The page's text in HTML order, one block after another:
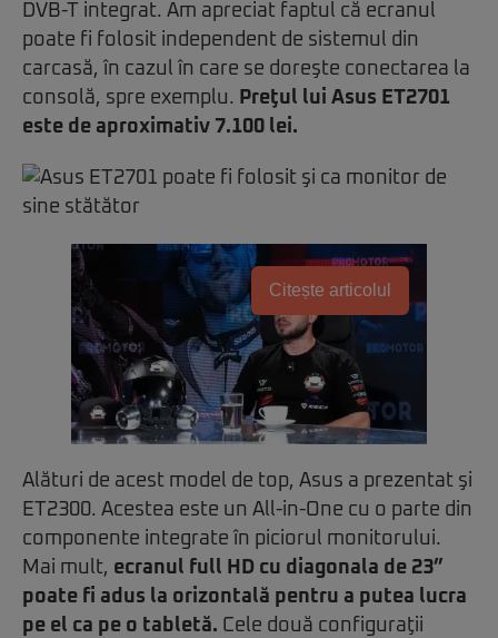
DVB-T integrat. Am apreciat faptul că ecranul
poate fi folosit independent de sistemul din
carcasă, în cazul în care se doreşte conectarea la
consolă, spre exemplu. Preţul lui Asus ET2701
este de aproximativ 7.100 lei.
Citește articolul
Alături de acest model de top, Asus a prezentat şi
ET2300. Acestea este un All-in-One cu o parte din
componente integrate în piciorul monitorului.
Mai mult, ecranul full HD cu diagonala de 23”
poate fi adus la orizontală pentru a putea lucra
pe el ca pe o tabletă. Cele două configuraţii